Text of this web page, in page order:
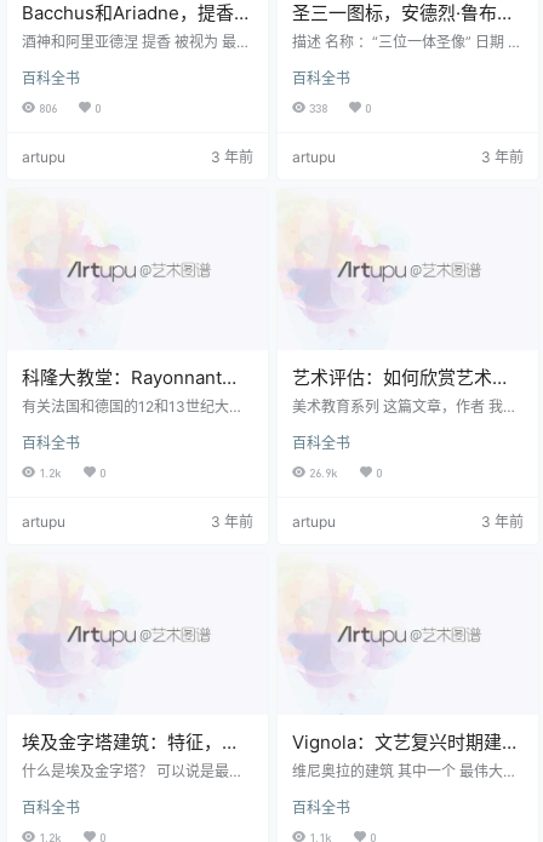
Bacchus和Ariadne，提香：
分析
酒神和阿里亚德涅 提香 被视为 最伟
描述 名称：巴克斯和阿里亚德（152
0-23） 艺术家： 黄褐色的 （c.148
兴时期的艺术 位置： 伦敦国家美术
斯绘画 在16世纪。 都…
百科全书
806 0
artupu 3 年前
圣三一图标，安德烈·鲁布廖
夫：分析，图像
描述 名称 ：“三位一体圣像” 日期 ：
（Andrei Rublev） （c.1360-143
0） 媒介 ： 彩画 在木头上 类型 ：
画廊 ，莫斯科 有关文艺复兴时期其
哥罗德或莫斯科 …
百科全书
338 0
artupu 3 年前
科隆大教堂：Rayonnant哥
特式建筑
有关法国和德国的12和13世纪大教
式大教堂 （1140年至1500年）。
有关建筑设计演变的更多信息， 看
阅： 建筑术语 。 摘要 被认为是德
遗址之一 基督教艺术 威严地 大教堂
由科隆大主教K…
百科全书
1.2k 0
artupu 3 年前
艺术评估：如何欣赏艺术，
判断绘画
美术教育系列 这篇文章，作者 我们
专为艺术专业的学生而设计 和 艺术
学校 作为一部分 新的艺术系列 升
需要结合客观信息和主观意见。 是
为什么要喜欢/不喜欢它。 这需要一
定的知识。 毕竟，您对1…
百科全书
26.9k 0
artupu 3 年前
埃及金字塔建筑：特征，历
史
什么是埃及金字塔？ 可以说是最近
金字塔是世界上最大的丧葬大厦或
陵墓。 它们是从 马塔巴 墓发展而
百科全书
1.2k 0
Vignola：文艺复兴时期建筑
师的传记
维尼奥拉的建筑 其中一个 最伟大的
期工作也预见了 巴洛克式建筑 贾科
莫·巴罗齐·达维格诺拉（Giacomo B
百科全书
1.1k 0